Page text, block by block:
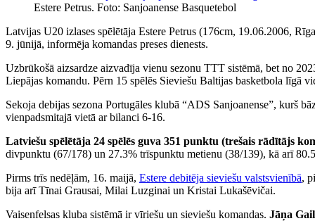
Estere Petrus. Foto: Sanjoanense Basquetebol
Latvijas U20 izlases spēlētāja Estere Petrus (176cm, 19.06.2006,
9. jūnijā, informēja komandas preses dienests.
Uzbrūkošā aizsardze aizvadīja vienu sezonu TTT sistēmā, bet no
Liepājas komandu. Pērn 15 spēlēs Sieviešu Baltijas basketbola līgā
Sekoja debijas sezona Portugāles klubā “ADS Sanjoanense”, kurš
vienpadsmitajā vietā ar bilanci 6-16.
Latviešu spēlētāja 24 spēlēs guva 351 punktu (trešais rādītājs
divpunktu (67/178) un 27.3% trīspunktu metienu (38/139), kā arī
Pirms trīs nedēļām, 16. maijā, Estere debitēja sieviešu valstsvienībā,
bija arī Tīnai Grausai, Milai Luzginai un Kristai Lukašēvičai.
Vaisenfelsas kluba sistēmā ir vīriešu un sieviešu komandas. Jāņa